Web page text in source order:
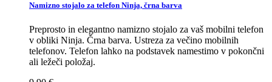
Namizno stojalo za telefon Ninja, črna barva
Preprosto in elegantno namizno stojalo za vaš mobilni telefon
v obliki Ninja. Črna barva. Ustreza za večino mobilnih
telefonov. Telefon lahko na podstavek namestimo v pokončni
ali ležeči položaj.